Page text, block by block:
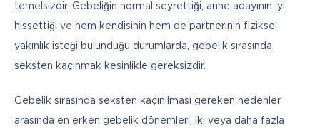
temelsizdir. Gebeliğin normal seyrettiği, anne adayının iyi
hissettiği ve hem kendisinin hem de partnerinin fiziksel
yakınlık isteği bulunduğu durumlarda, gebelik sırasında
seksten kaçınmak kesinlikle gereksizdir.
Gebelik sırasında seksten kaçınılması gereken nedenler
arasında en erken gebelik dönemleri, iki veya daha fazla